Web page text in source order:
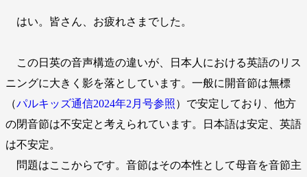
はい。皆さん、お疲れさまでした。
この日英の音声構造の違いが、日本人における英語のリス
ニングに大きく影を落としています。一般に開音節は無標
（パルキッズ通信2024年2月号参照）で安定しており、他方
の閉音節は不安定と考えられています。日本語は安定、英語
は不安定。
問題はここからです。音節はその本性として母音を音節主